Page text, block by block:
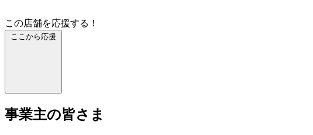
この店舗を応援する！
ここから応援
事業主の皆さま